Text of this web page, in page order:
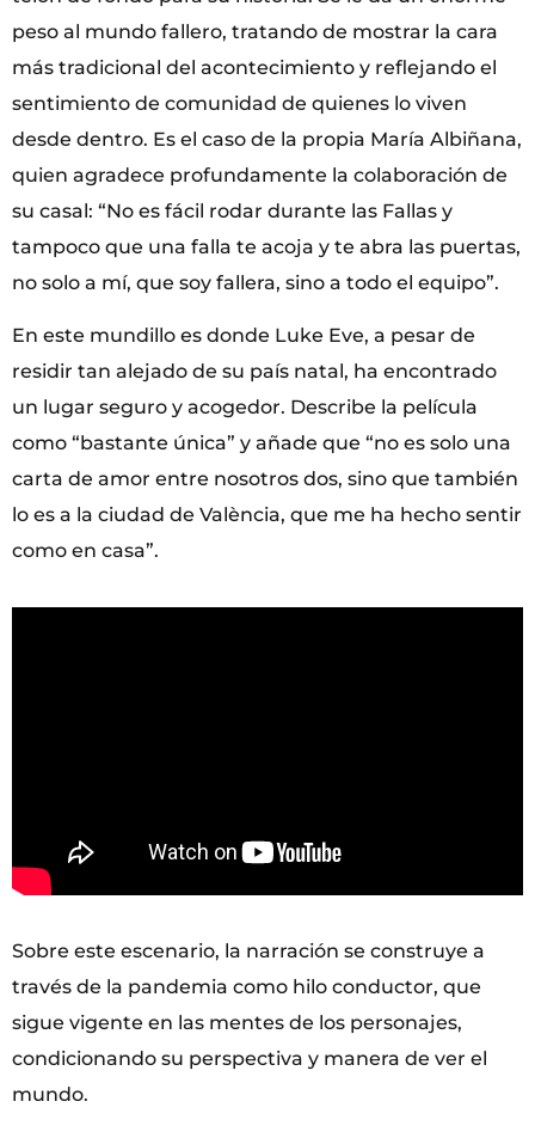
peso al mundo fallero, tratando de mostrar la cara
más tradicional del acontecimiento y reflejando el
sentimiento de comunidad de quienes lo viven
desde dentro. Es el caso de la propia María Albiñana,
quien agradece profundamente la colaboración de
su casal: “No es fácil rodar durante las Fallas y
tampoco que una falla te acoja y te abra las puertas,
no solo a mí, que soy fallera, sino a todo el equipo”.
En este mundillo es donde Luke Eve, a pesar de
residir tan alejado de su país natal, ha encontrado
un lugar seguro y acogedor. Describe la película
como “bastante única” y añade que “no es solo una
carta de amor entre nosotros dos, sino que también
lo es a la ciudad de València, que me ha hecho sentir
como en casa”.
Sobre este escenario, la narración se construye a
través de la pandemia como hilo conductor, que
sigue vigente en las mentes de los personajes,
condicionando su perspectiva y manera de ver el
mundo.